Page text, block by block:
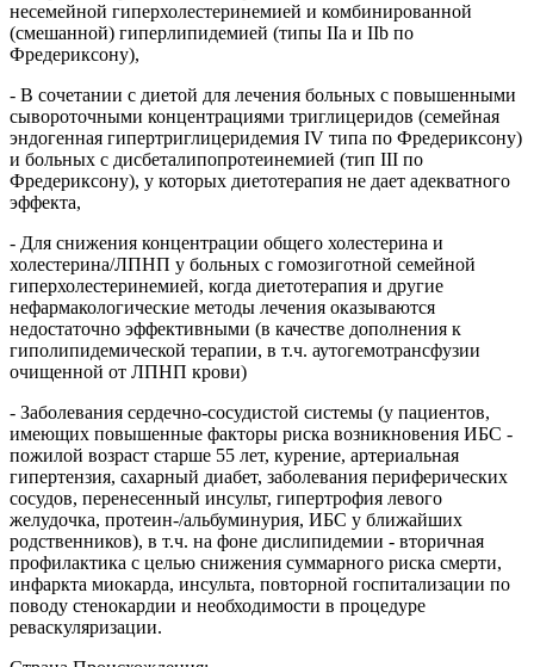
несемейной гиперхолестеринемией и комбинированной
(смешанной) гиперлипидемией (типы IIа и IIb по
Фредериксону),
- В сочетании с диетой для лечения больных с повышенными
сывороточными концентрациями триглицеридов (семейная
эндогенная гипертриглицеридемия IV типа по Фредериксону)
и больных с дисбеталипопротеинемией (тип III по
Фредериксону), у которых диетотерапия не дает адекватного
эффекта,
- Для снижения концентрации общего холестерина и
холестерина/ЛПНП у больных с гомозиготной семейной
гиперхолестеринемией, когда диетотерапия и другие
нефармакологические методы лечения оказываются
недостаточно эффективными (в качестве дополнения к
гиполипидемической терапии, в т.ч. аутогемотрансфузии
очищенной от ЛПНП крови)
- Заболевания сердечно-сосудистой системы (у пациентов,
имеющих повышенные факторы риска возникновения ИБС -
пожилой возраст старше 55 лет, курение, артериальная
гипертензия, сахарный диабет, заболевания периферических
сосудов, перенесенный инсульт, гипертрофия левого
желудочка, протеин-/альбуминурия, ИБС у ближайших
родственников), в т.ч. на фоне дислипидемии - вторичная
профилактика с целью снижения суммарного риска смерти,
инфаркта миокарда, инсульта, повторной госпитализации по
поводу стенокардии и необходимости в процедуре
реваскуляризации.